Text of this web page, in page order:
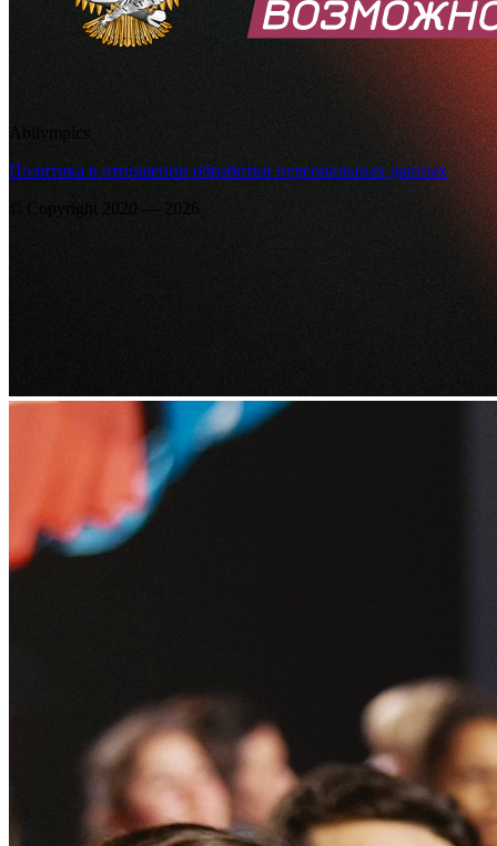
Abilympics
Политика в отношении обработки персональных данных
© Copyright 2020 — 2026